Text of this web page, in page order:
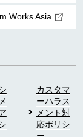
Works Asia
カスタマ
ーハラス
メント対
応ポリシ